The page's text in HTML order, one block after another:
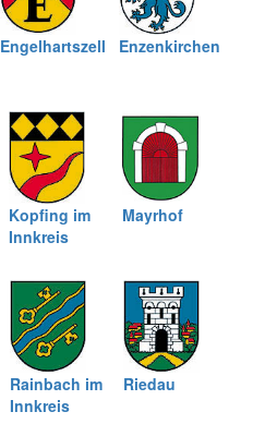
Engelhartszell Enzenkirchen
Kopfing im
Innkreis
Mayrhof
Rainbach im
Innkreis
Riedau